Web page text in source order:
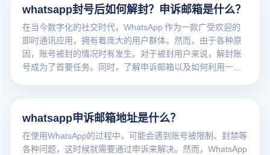
whatsapp封号后如何解封？申诉邮箱是什么？
在当今数字化的社交时代，WhatsApp 作为一款广受欢迎的
即时通讯应用，拥有着庞大的用户群体。然而，由于各种原
因，账号被封的情况时有发生。对于被封用户来说，解封账
号成为了首要任务。同时，了解申诉邮箱以及如何利用一些
whatsapp申诉邮箱地址是什么？
在使用WhatsApp的过程中，可能会遇到账号被限制、封禁等
各种问题，这时候就需要通过申诉来解决。然而，WhatsApp